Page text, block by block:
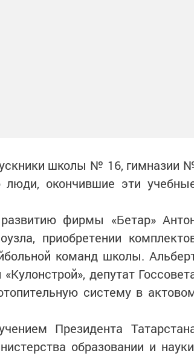
школы № 16, гимназии
люди, окончившие эти
фирмы «Бетар»
приобретении
команд школы.
депутат
систему в
Президента
образовании и